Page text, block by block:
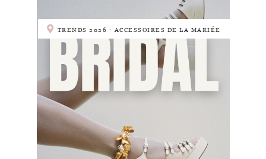
TRENDS 2026 - ACCESSOIRES DE LA MARIÉE